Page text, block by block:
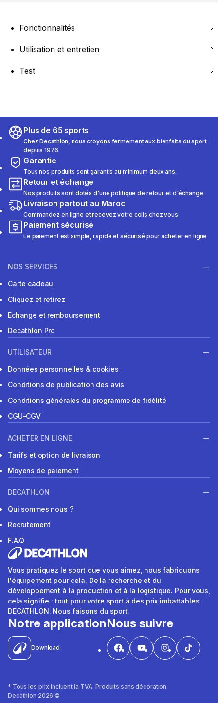
Fonctionnalités
Utilisation et entretien
Test
Plus de 65 sports
Chez Decathlon, nous croyons fermement aux bienfaits du sport
depuis 1976.
Garantie
Tous nos produits sont garantis au minimum deux ans.
Retour et échange
Nos produits sont dotés d'une politique de retour et d'échange.
Livraison partout au Maroc
Commandez en ligne et recevez votre colis chez vous
Paiement sécurisé
Le paiement est simple, rapide et sécurisé pour acheter en ligne
NOS SERVICES
Carte cadeau
Cliquez et retirez
Echange et remboursement
Decathlon Pro
UTILISATEUR
Données personnelles & cookies
Conditions de publication des avis
Conditions générales du programme de fidélité
CGU-CGV
ACHETER EN LIGNE
Tarifs et option de livraison
Moyens de paiement
DECATHLON
Qui sommes nous ?
Recrutement
F.A.Q
Vous pratiquez le sport que vous aimez, nous fabriquons
l'équipement pour cela. De la recherche et du
développement à la production et à la logistique. Pour vous,
cela signifie : tout pour votre sport à des prix imbattables.
DECATHLON. Nous faisons du sport.
Notre application
Download
Nous suivre
* Tous les prix incluent la TVA. Produits sans décoration.
Decathlon 2026 ©